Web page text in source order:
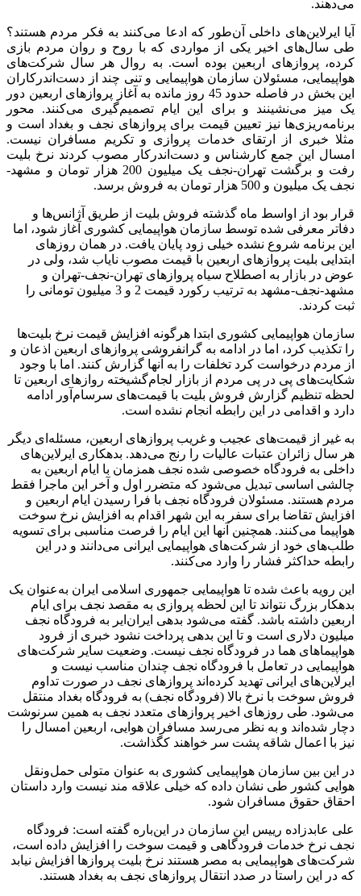
می‌دهند.
آیا ایرلاین‌های داخلی آن‌طور که ادعا می‌کنند به فکر مردم هستند؟
طی سال‌های اخیر یکی از مواردی که با روح و روان مردم بازی
کرده، پروازهای اربعین بوده است. به روال هر سال شرکت‌های
هواپیمایی، مسئولان سازمان هواپیمایی و تنی چند از دست‌اندرکاران
این بخش در فاصله حدود 45 روز مانده به آغاز پروازهای اربعین دور
یک میز می‌نشینند و برای این ایام تصمیم‌گیری می‌کنند. محور
برنامه‌ریزی‌ها نیز تعیین قیمت برای پروازهای نجف و بغداد است و
مثلا خبری از ارتقای خدمات پروازی و تکریم مسافران نیست.
امسال این جمع کارشناس و دست‌اندرکار مصوب کردند نرخ بلیت
رفت و برگشت تهران-نجف یک میلیون 200 هزار تومان و مشهد-
نجف یک میلیون و 500 هزار تومان به فروش برسد.
قرار بود از اواسط ماه گذشته فروش بلیت از طریق آژانس‌ها و
دفاتر معرفی شده توسط سازمان هواپیمایی کشوری آغاز شود، اما
این برنامه شروع نشده خیلی زود پایان یافت. در همان روزهای
ابتدایی بلیت پروازهای اربعین با قیمت مصوب نایاب شد، ولی در
عوض در بازار به اصطلاح سیاه پروازهای تهران-نجف-تهران و
مشهد-نجف-مشهد به ترتیب رکورد قیمت 2 و 3 میلیون تومانی را
ثبت کردند.
سازمان هواپیمایی کشوری ابتدا هرگونه افزایش قیمت نرخ بلیت‌ها
را تکذیب کرد، اما در ادامه به گرانفروشی پروازهای اربعین اذعان و
از مردم درخواست کرد تخلفات را به آنها گزارش کنند. اما با وجود
شکایت‌های پی در پی مردم از بازار لجام‌گشیخته روازهای اربعین تا
لحظه تنظیم گزارش فروش بلیت با قیمت‌های سرسام‌آور ادامه
دارد و اقدامی در این رابطه انجام نشده است.
به غیر از قیمت‌های عجیب و غریب پروازهای اربعین، مسئله‌ای دیگر
هر سال زائران عتبات عالیات را رنج می‌دهد. بدهکاری ایرلاین‌های
داخلی به فرودگاه خصوصی شده نجف همزمان با ایام اربعین به
چالشی اساسی تبدیل می‌شود که متضرر اول و آخر این ماجرا فقط
مردم هستند. مسئولان فرودگاه نجف با فرا رسیدن ایام اربعین و
افزایش تقاضا برای سفر به این شهر اقدام به افزایش نرخ سوخت
هواپیما می‌کنند. همچنین آنها این ایام را فرصت مناسبی برای تسویه
طلب‌های خود از شرکت‌های هواپیمایی ایرانی می‌دانند و در این
رابطه حداکثر فشار را وارد می‌کنند.
این رویه باعث شده تا هواپیمایی جمهوری اسلامی ایران به‌عنوان یک
بدهکار بزرگ نتواند تا این لحظه پروازی به مقصد نجف برای ایام
اربعین داشته باشد. گفته می‌شود بدهی ایران‌ایر به فرودگاه نجف
میلیون دلاری است و تا این بدهی پرداخت نشود خبری از فرود
هواپیماهای هما در فرودگاه نجف نیست. وضعیت سایر شرکت‌های
هواپیمایی در تعامل با فرودگاه نجف چندان مناسب نیست و
ایرلاین‌های ایرانی تهدید کرده‌اند پروازهای نجف در صورت تداوم
فروش سوخت با نرخ بالا (فرودگاه نجف) به فرودگاه بغداد منتقل
می‌شود. طی روزهای اخیر پروازهای متعدد نجف به همین سرنوشت
دچار شده‌اند و به نظر می‌رسد مسافران هوایی، اربعین امسال را
نیز با اعمال شاقه پشت سر خواهند کگذاشت.
در این بین سازمان هواپیمایی کشوری به عنوان متولی حمل‌ونقل
هوایی کشور طی نشان داده که خیلی علاقه مند نیست وارد داستان
احقاق حقوق مسافران شود.
علی عابدزاده رییس این سازمان در این‌باره گفته است: فرودگاه
نجف نرخ خدمات فرودگاهی و قیمت سوخت را افزایش داده است،
شرکت‌های هواپیمایی به مصر هستند نرخ‌ بلیت پروازها افزایش نیابد
که در این راستا در صدد انتقال پروازهای نجف به بغداد هستند.